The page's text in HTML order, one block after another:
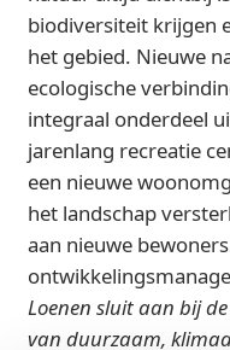
biodiversiteit krijgen
het gebied. Nieuwe
ecologische
integraal onderdeel
jarenlang recreatie
een nieuwe
het landschap
aan nieuwe
Loenen sluit aan bij
van duurzaam,